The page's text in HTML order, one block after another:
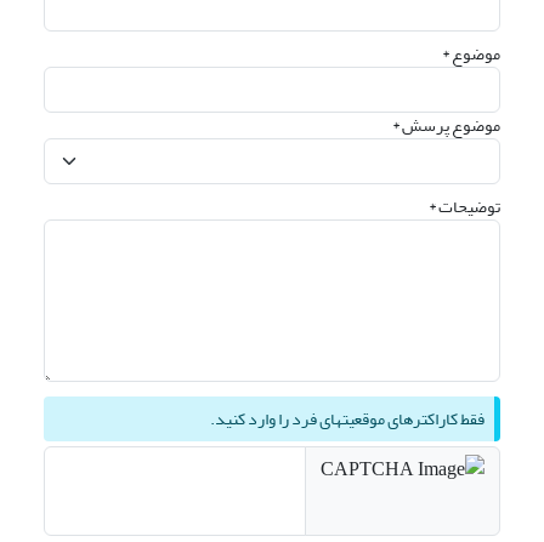
موضوع *
موضوع پرسش *
توضیحات *
فقط کاراکترهای موقعیتهای فرد را وارد کنید.